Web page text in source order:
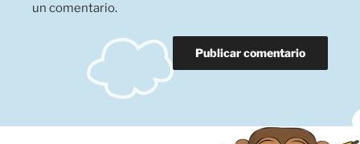
un comentario.